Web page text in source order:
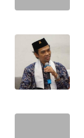
WN
WN
PAPUA
BARAT
WN